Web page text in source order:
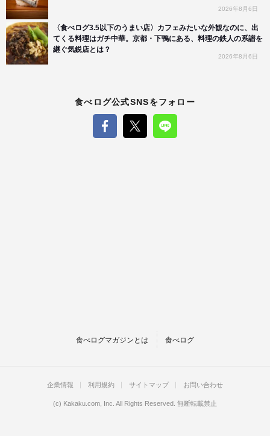
2026年8月6日
〈食べログ3.5以下のうまい店〉カフェみたいな外観なのに、出
てくる料理はガチ中華。京都・下鴨にある、料理の鉄人の系譜を
継ぐ気鋭店とは？
2026年8月6日
食べログ公式SNSをフォロー
食べログマガジンとは 食べログ
企業情報 利用規約 サイトマップ お問い合わせ
(c) Kakaku.com, Inc. All Rights Reserved. 無断転載禁止